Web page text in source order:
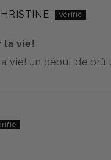
la vie!
vie! un début de